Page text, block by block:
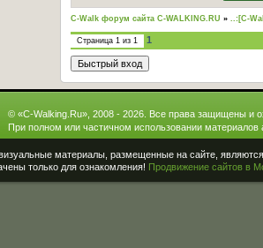
C-Walk форум сайта C-WALKING.RU » ..:[C-
Страница 1 из 1 1
© «C-Walking.Ru», 2008 - 2026. Все права защищены и
При полном или частичном использовании материалов
материалы, размещенные на сайте,
только для ознакомления! Продвижение сайтов в